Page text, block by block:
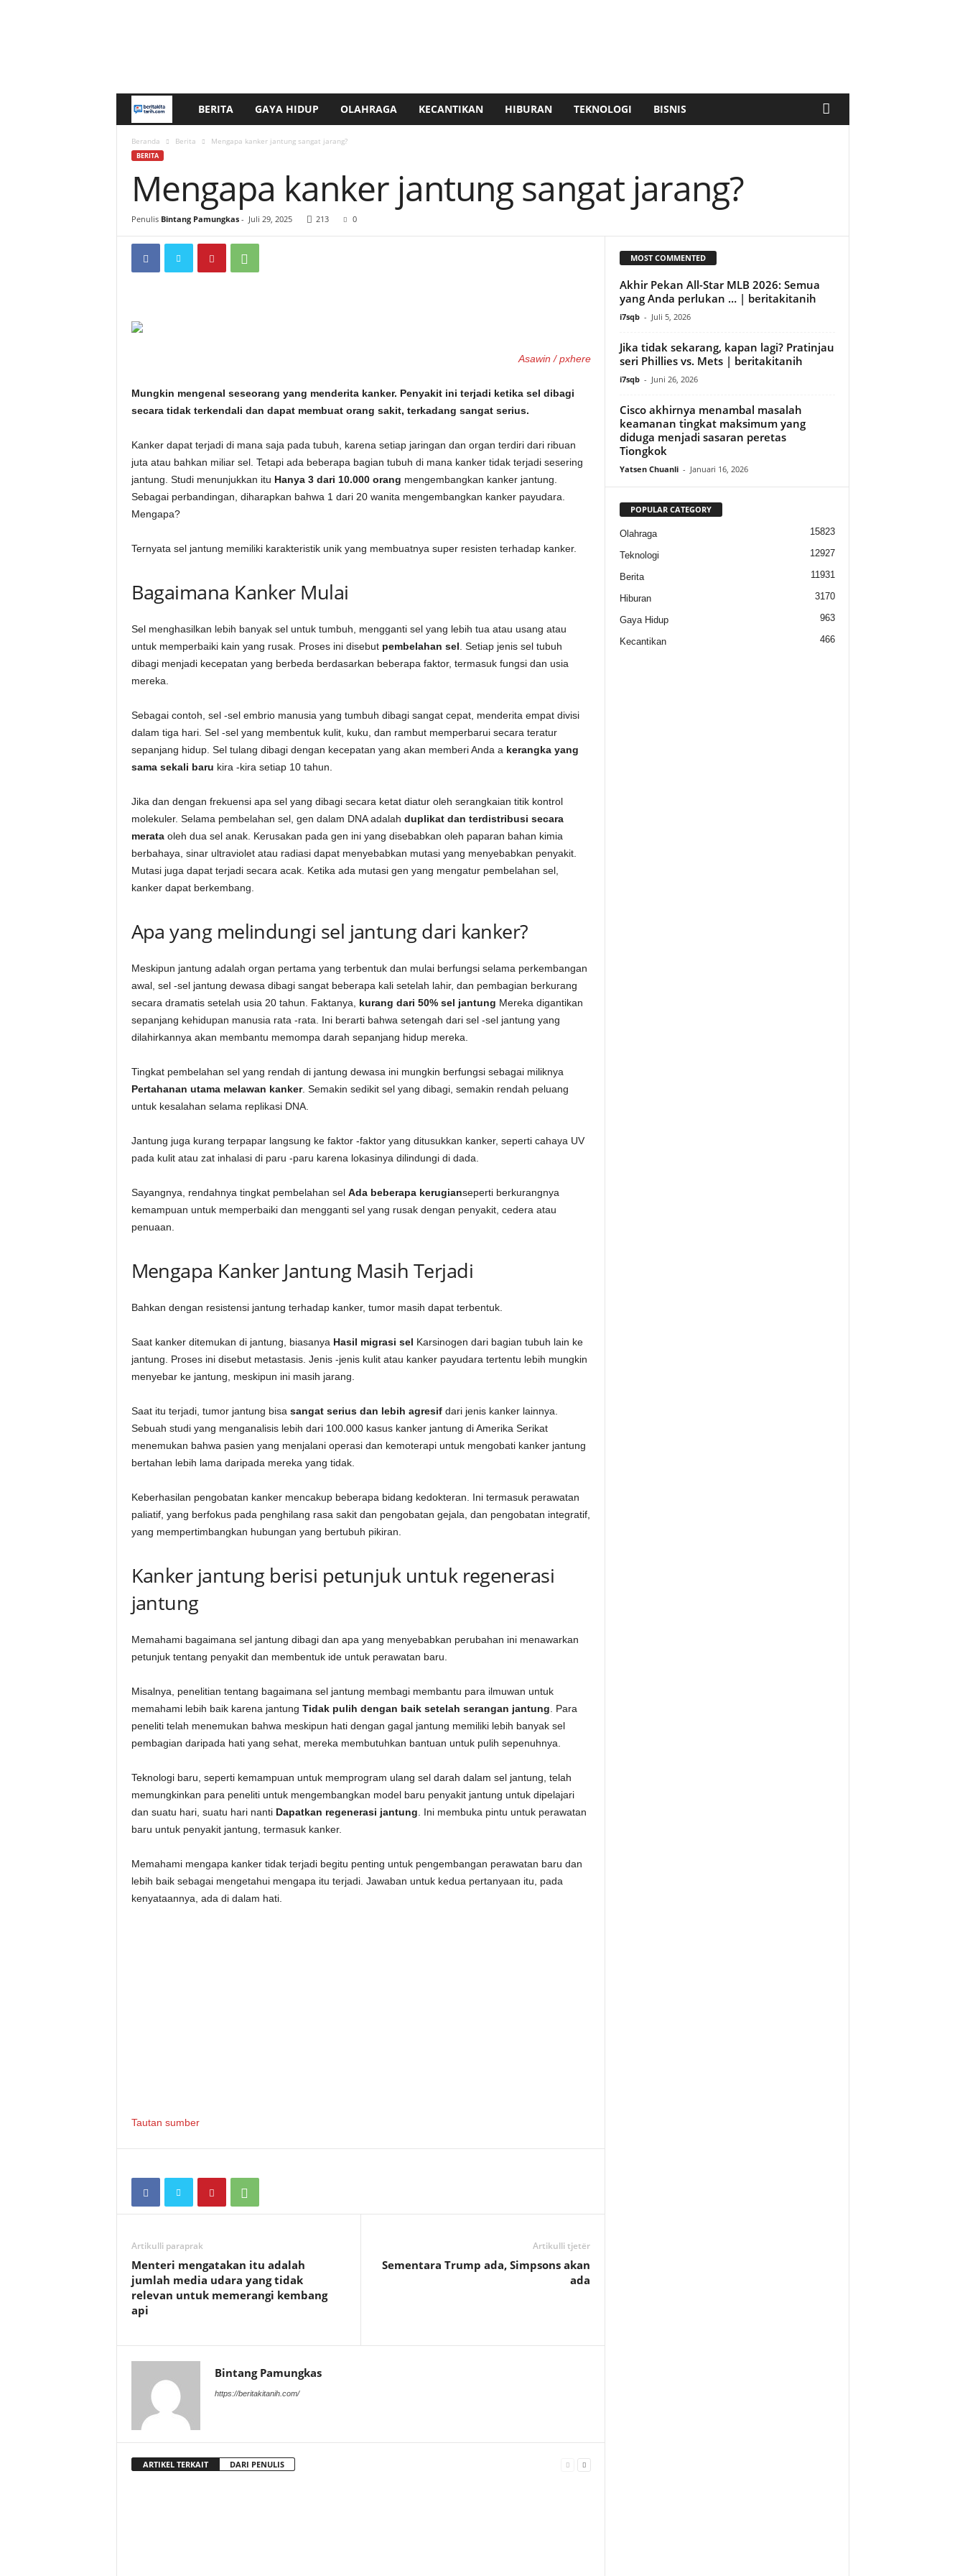
e
t
a
i
c
BERITA GAYA HIDUP OLAHRAGA KECANTIKAN HIBURAN TEKNOLOGI BISNIS
Beranda Berita Mengapa kanker jantung sangat jarang?
BERITA
Mengapa kanker jantung sangat jarang?
Penulis Bintang Pamungkas- Juli 29, 2025 213 0
Asawin / pxhere
Mungkin mengenal seseorang yang menderita kanker. Penyakit ini terjadi ketika sel dibagi
secara tidak terkendali dan dapat membuat orang sakit, terkadang sangat serius.
Kanker dapat terjadi di mana saja pada tubuh, karena setiap jaringan dan organ terdiri dari ribuan
juta atau bahkan miliar sel. Tetapi ada beberapa bagian tubuh di mana kanker tidak terjadi sesering
jantung. Studi menunjukkan itu Hanya 3 dari 10.000 orang mengembangkan kanker jantung.
Sebagai perbandingan, diharapkan bahwa 1 dari 20 wanita mengembangkan kanker payudara.
Mengapa?
Ternyata sel jantung memiliki karakteristik unik yang membuatnya super resisten terhadap kanker.
Bagaimana Kanker Mulai
Sel menghasilkan lebih banyak sel untuk tumbuh, mengganti sel yang lebih tua atau usang atau
untuk memperbaiki kain yang rusak. Proses ini disebut pembelahan sel . Setiap jenis sel tubuh
dibagi menjadi kecepatan yang berbeda berdasarkan beberapa faktor, termasuk fungsi dan usia
mereka.
Sebagai contoh, sel -sel embrio manusia yang tumbuh dibagi sangat cepat, menderita empat divisi
dalam tiga hari. Sel -sel yang membentuk kulit, kuku, dan rambut memperbarui secara teratur
sepanjang hidup. Sel tulang dibagi dengan kecepatan yang akan memberi Anda a kerangka yang
sama sekali baru kira -kira setiap 10 tahun.
Jika dan dengan frekuensi apa sel yang dibagi secara ketat diatur oleh serangkaian titik kontrol
molekuler. Selama pembelahan sel, gen dalam DNA adalah duplikat dan terdistribusi secara
merataoleh dua sel anak. Kerusakan pada gen ini yang disebabkan oleh paparan bahan kimia
berbahaya, sinar ultraviolet atau radiasi dapat menyebabkan mutasi yang menyebabkan penyakit.
Mutasi juga dapat terjadi secara acak. Ketika ada mutasi gen yang mengatur pembelahan sel,
kanker dapat berkembang.
Apa yang melindungi sel jantung dari kanker?
Meskipun jantung adalah organ pertama yang terbentuk dan mulai berfungsi selama perkembangan
awal, sel -sel jantung dewasa dibagi sangat beberapa kali setelah lahir, dan pembagian berkurang
secara dramatis setelah usia 20 tahun. Faktanya, kurang dari 50% sel jantung Mereka digantikan
sepanjang kehidupan manusia rata -rata. Ini berarti bahwa setengah dari sel -sel jantung yang
dilahirkannya akan membantu memompa darah sepanjang hidup mereka.
Tingkat pembelahan sel yang rendah di jantung dewasa ini mungkin berfungsi sebagai miliknya
Pertahanan utama melawan kanker. Semakin sedikit sel yang dibagi, semakin rendah peluang
untuk kesalahan selama replikasi DNA.
Jantung juga kurang terpapar langsung ke faktor -faktor yang ditusukkan kanker, seperti cahaya UV
pada kulit atau zat inhalasi di paru -paru karena lokasinya dilindungi di dada.
Sayangnya, rendahnya tingkat pembelahan sel Ada beberapa kerugianseperti berkurangnya
kemampuan untuk memperbaiki dan mengganti sel yang rusak dengan penyakit, cedera atau
penuaan.
Mengapa Kanker Jantung Masih Terjadi
Bahkan dengan resistensi jantung terhadap kanker, tumor masih dapat terbentuk.
Saat kanker ditemukan di jantung, biasanya Hasil migrasi sel Karsinogen dari bagian tubuh lain ke
jantung. Proses ini disebut metastasis. Jenis -jenis kulit atau kanker payudara tertentu lebih mungkin
menyebar ke jantung, meskipun ini masih jarang.
Saat itu terjadi, tumor jantung bisa sangat serius dan lebih agresifdari jenis kanker lainnya.
Sebuah studi yang menganalisis lebih dari 100.000 kasus kanker jantung di Amerika Serikat
menemukan bahwa pasien yang menjalani operasi dan kemoterapi untuk mengobati kanker jantung
bertahan lebih lama daripada mereka yang tidak.
Keberhasilan pengobatan kanker mencakup beberapa bidang kedokteran. Ini termasuk perawatan
paliatif, yang berfokus pada penghilang rasa sakit dan pengobatan gejala, dan pengobatan integratif,
yang mempertimbangkan hubungan yang bertubuh pikiran.
Kanker jantung berisi petunjuk untuk regenerasi
jantung
Memahami bagaimana sel jantung dibagi dan apa yang menyebabkan perubahan ini menawarkan
petunjuk tentang penyakit dan membentuk ide untuk perawatan baru.
Misalnya, penelitian tentang bagaimana sel jantung membagi membantu para ilmuwan untuk
memahami lebih baik karena jantung Tidak pulih dengan baik setelah serangan jantung . Para
peneliti telah menemukan bahwa meskipun hati dengan gagal jantung memiliki lebih banyak sel
pembagian daripada hati yang sehat, mereka membutuhkan bantuan untuk pulih sepenuhnya.
Teknologi baru, seperti kemampuan untuk memprogram ulang sel darah dalam sel jantung, telah
memungkinkan para peneliti untuk mengembangkan model baru penyakit jantung untuk dipelajari
dan suatu hari, suatu hari nanti Dapatkan regenerasi jantung . Ini membuka pintu untuk perawatan
baru untuk penyakit jantung, termasuk kanker.
Memahami mengapa kanker tidak terjadi begitu penting untuk pengembangan perawatan baru dan
lebih baik sebagai mengetahui mengapa itu terjadi. Jawaban untuk kedua pertanyaan itu, pada
kenyataannya, ada di dalam hati.
Tautan sumber
Artikulli paraprak
Menteri mengatakan itu adalah
jumlah media udara yang tidak
relevan untuk memerangi kembang
api
Artikulli tjetër
Sementara Trump ada, Simpsons akan
ada
Bintang Pamungkas
https://beritakitanih.com/
ARTIKEL TERKAIT DARI PENULIS
MOST COMMENTED
Akhir Pekan All-Star MLB 2026: Semua
yang Anda perlukan … | beritakitanih
i7sqb - Juli 5, 2026
Jika tidak sekarang, kapan lagi? Pratinjau
seri Phillies vs. Mets | beritakitanih
i7sqb - Juni 26, 2026
Cisco akhirnya menambal masalah
keamanan tingkat maksimum yang
diduga menjadi sasaran peretas
Tiongkok
Yatsen Chuanli - Januari 16, 2026
POPULAR CATEGORY
Olahraga 15823
Teknologi 12927
Berita 11931
Hiburan 3170
Gaya Hidup 963
Kecantikan 466